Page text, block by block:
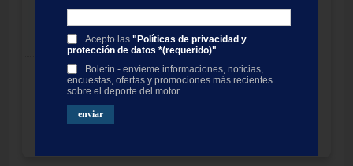
Acepto las "Políticas de privacidad y
protección de datos *(requerido)"
Boletín - envíeme informaciones, noticias,
encuestas, ofertas y promociones más recientes
sobre el deporte del motor.
Parking VIP
Aparcamiento COCHE/MOTO
Circuit de Barcelona-Catalunya